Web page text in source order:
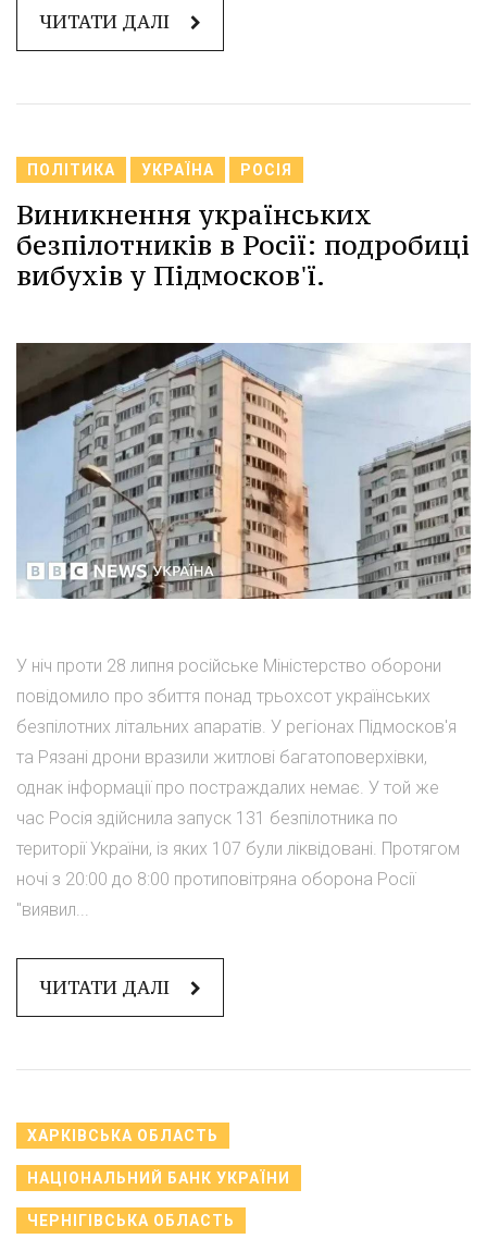
ЧИТАТИ ДАЛІ
ПОЛІТИКА УКРАЇНА РОСІЯ
Виникнення українських
безпілотників в Росії: подробиці
вибухів у Підмосков'ї.
У ніч проти 28 липня російське Міністерство оборони
повідомило про збиття понад трьохсот українських
безпілотних літальних апаратів. У регіонах Підмосков'я
та Рязані дрони вразили житлові багатоповерхівки,
однак інформації про постраждалих немає. У той же
час Росія здійснила запуск 131 безпілотника по
території України, із яких 107 були ліквідовані. Протягом
ночі з 20:00 до 8:00 протиповітряна оборона Росії
"виявил...
ЧИТАТИ ДАЛІ
ХАРКІВСЬКА ОБЛАСТЬ
НАЦІОНАЛЬНИЙ БАНК УКРАЇНИ
ЧЕРНІГІВСЬКА ОБЛАСТЬ